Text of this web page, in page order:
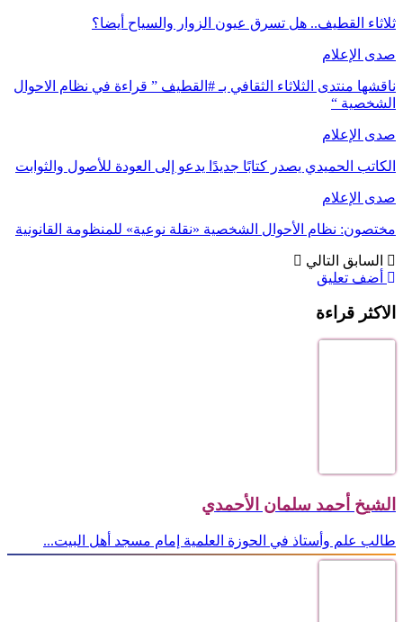
ثلاثاء القطيف.. هل تسرق عيون الزوار والسياح أيضا؟
صدى الإعلام
ناقشها منتدى الثلاثاء الثقافي بـ #القطيف ” قراءة في نظام الاحوال
الشخصية “
صدى الإعلام
الكاتب الحميدي يصدر كتابًا جديدًا يدعو إلى العودة للأصول والثوابت
صدى الإعلام
مختصون: نظام الأحوال الشخصية «نقلة نوعية» للمنظومة القانونية
السابق التالي
أضف تعليق
الاكثر قراءة
الشيخ أحمد سلمان الأحمدي
طالب علم وأستاذ في الحوزة العلمية إمام مسجد أهل البيت...